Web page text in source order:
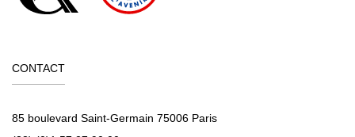
CONTACT
85 boulevard Saint-Germain 75006 Paris